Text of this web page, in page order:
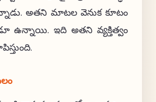
అతని మాటల వెనుక కూటం
ఉన్నాయి. ఇది అతని వ్యక్తిత్వం